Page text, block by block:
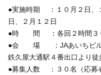
●実施時期 ：１０月２日、
日、２月１２日
●時 間 ：各回２時間３０
●会 場 ：JAあいちビル（
鉄久屋大通駅４番出口より徒
●募集人数 ：３０名（応募